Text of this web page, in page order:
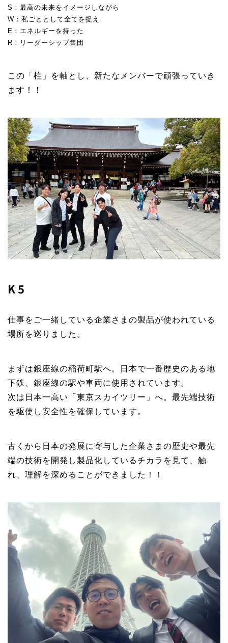
S：最高の未来をイメージしながら
W：私ごととして全てを捉え
E：エネルギーを持った
R：リーダーシップ集団
この「柱」を軸とし、新たなメンバーで頑張っていき
ます！！
K5
仕事をご一緒している企業さまの製品が使われている
場所を巡りました。
まずは銀座線の稲荷町駅へ。日本で一番歴史のある地
下鉄、銀座線の駅や車両に使用されています。
次は日本一高い「東京スカイツリー」へ。最先端技術
を駆使し安全性を確保しています。
古くから日本の発展に寄与した企業さまの歴史や最先
端の技術を開発し製品化しているチカラを見て、触
れ、理解を深めることができました！！